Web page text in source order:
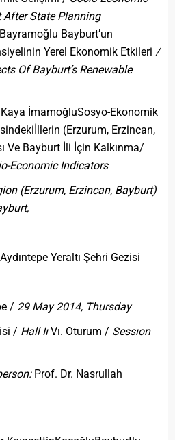
After State Planning
Bayburt’un
Yerel Ekonomik Etkileri /
Of Bayburt’s Renewable
Kaya İmamoğluSosyo-Ekonomik
(Erzurum, Erzincan,
Ve Bayburt İli İçin Kalkınma/
Economic Indicators
(Erzurum, Erzincan, Bayburt)
Yeraltı Şehri Gezisi
/ 29 May 2014, Thursday
/ Hall IıVı. Oturum / Sessıon
Prof. Dr. Nasrullah